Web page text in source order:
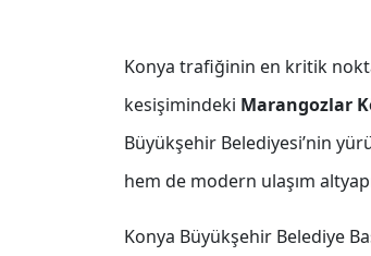
Konya trafiğinin en kritik
kesişimindeki Marangozlar
Büyükşehir Belediyesi’nin
hem de modern ulaşım
Konya Büyükşehir Belediye